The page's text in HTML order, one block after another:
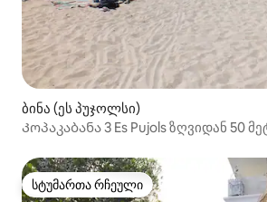
ბინა (ეს პუჯოლსი)
Კოპაკაბანა 3 Es Pujols ზღვიდან 50
სტუმართა რჩეული
სტუმართა რჩეული